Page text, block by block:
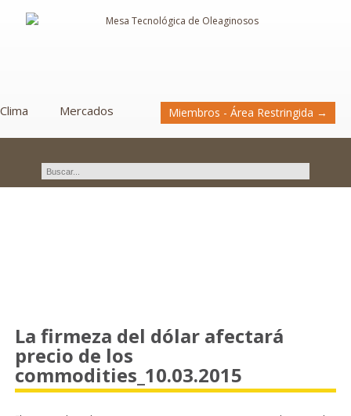
Clima Mercados Miembros - Área Restringida →
La firmeza del dólar afectará
precio de los
commodities_10.03.2015